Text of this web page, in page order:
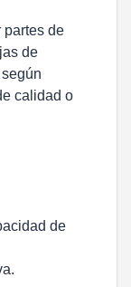
partes de
de
calidad o
de